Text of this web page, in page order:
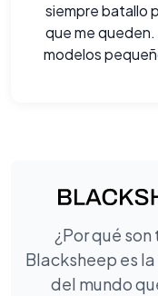
siempre batallo
que me
modelos
¿Por qué
Blacksheep es
del mundo